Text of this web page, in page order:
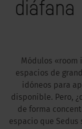
diáfana
Módulos «room
espacios de
idóneos para
disponible. Pero,
de forma
espacio que Sedus